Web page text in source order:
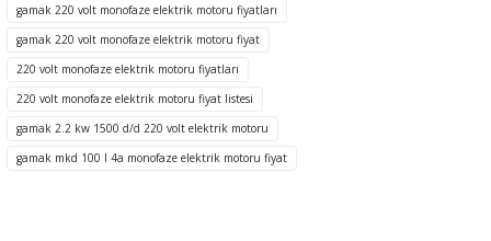
Ürün açıklamasında eksik bilgiler bulunuyor.
Ürün bilgilerinde hatalar bulunuyor.
Ürün fiyatı diğer sitelerden daha pahalı.
Bu ürüne benzer farklı alternatifler olmalı.
gamak 220 volt monofaze elektrik motoru fiyatları
gamak 220 volt monofaze elektrik motoru fiyat
220 volt monofaze elektrik motoru fiyatları
220 volt monofaze elektrik motoru fiyat listesi
gamak 2.2 kw 1500 d/d 220 volt elektrik motoru
gamak mkd 100 l 4a monofaze elektrik motoru fiyat